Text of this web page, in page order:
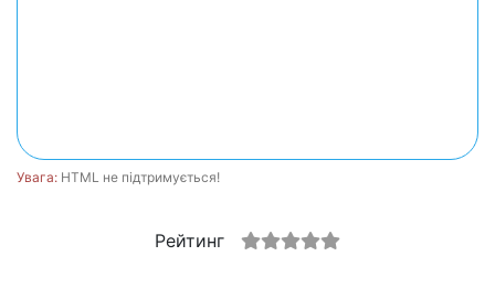
Увага: HTML не підтримується!
Рейтинг